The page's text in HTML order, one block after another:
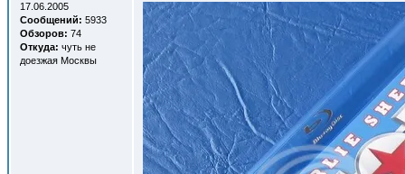
17.06.2005
Сообщений: 5933
Обзоров: 74
Откуда: чуть не
доезжая Москвы